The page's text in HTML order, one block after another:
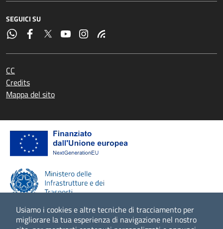
Usiamo i cookies e altre tecniche di tracciamento per
migliorare la tua esperienza di navigazione nel nostro
SEGUICI SU
CC
Credits
Mappa del sito